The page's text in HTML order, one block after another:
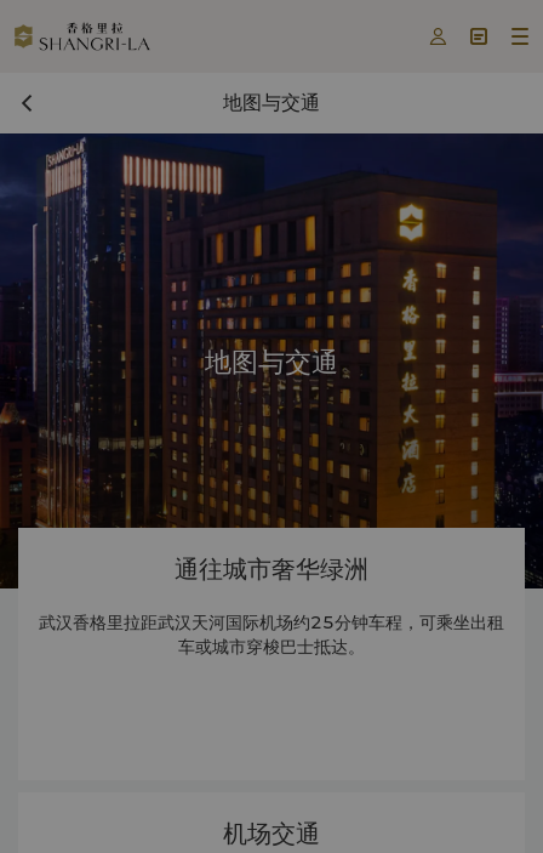
  
地图与交通
地图与交通
通往城市奢华绿洲
武汉香格里拉距武汉天河国际机场约25分钟车程，可乘坐出租
车或城市穿梭巴士抵达。
机场交通